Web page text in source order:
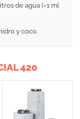
de agua (=1 ml
y coco.
420